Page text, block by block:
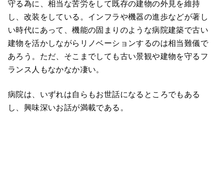
守る為に、相当な苦労をして既存の建物の外見を維持
し、改装をしている。インフラや機器の進歩などが著し
い時代にあって、機能の固まりのような病院建築で古い
建物を活かしながらリノベーションするのは相当難儀で
あろう。ただ、そこまでしても古い景観や建物を守るフ
ランス人もなかなか凄い。
病院は、いずれは自らもお世話になるところでもある
し、興味深いお話が満載である。